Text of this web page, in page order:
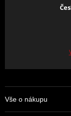
Vše o nákupu